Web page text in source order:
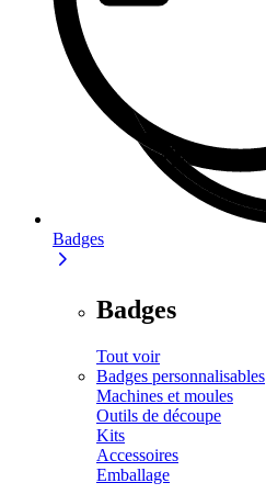
Badges
Badges
Tout voir
Badges personnalisables
Machines et moules
Outils de découpe
Kits
Accessoires
Emballage